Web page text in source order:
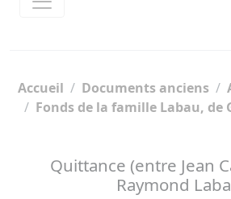
Accueil Documents anciens
Fonds de la famille Labau, de
Quittance (entre Jean
Raymond